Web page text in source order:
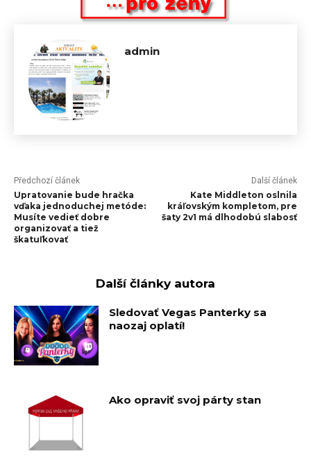
admin
Předchozí článek
Upratovanie bude hračka
vďaka jednoduchej metóde:
Musíte vedieť dobre
organizovať a tiež
škatuľkovať
Další článek
Kate Middleton oslnila
kráľovským kompletom, pre
šaty 2v1 má dlhodobú slabosť
Další články autora
Sledovať Vegas Panterky sa
naozaj oplatí!
Ako opraviť svoj párty stan